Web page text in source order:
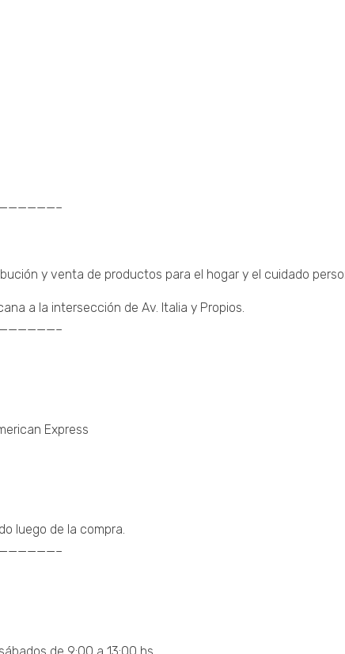
y venta de productos para el hogar y el cuidado
a la intersección de Av. Italia y Propios.
Express
luego de la compra.